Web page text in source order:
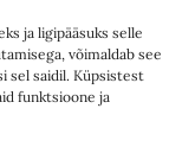
ja ligipääsuks selle
võimaldab see
sel saidil. Küpsistest
funktsioone ja